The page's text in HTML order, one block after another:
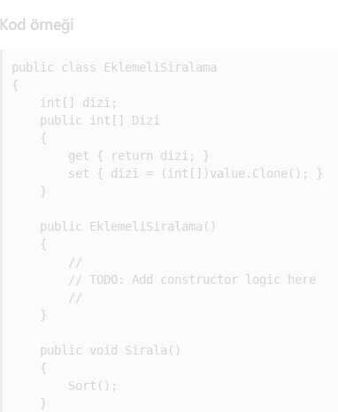
Kod örneği
public class EklemeliSiralama
{
    int[] dizi;
    public int[] Dizi
    {
        get { return dizi; }
        set { dizi = (int[])value.Clone(); }
    }
    public EklemeliSiralama()
    {
        //
        // TODO: Add constructor logic here
        //
    }
    public void Sirala()
    {
        Sort();
    }